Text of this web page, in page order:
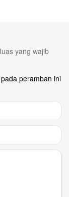
yang wajib
peramban ini